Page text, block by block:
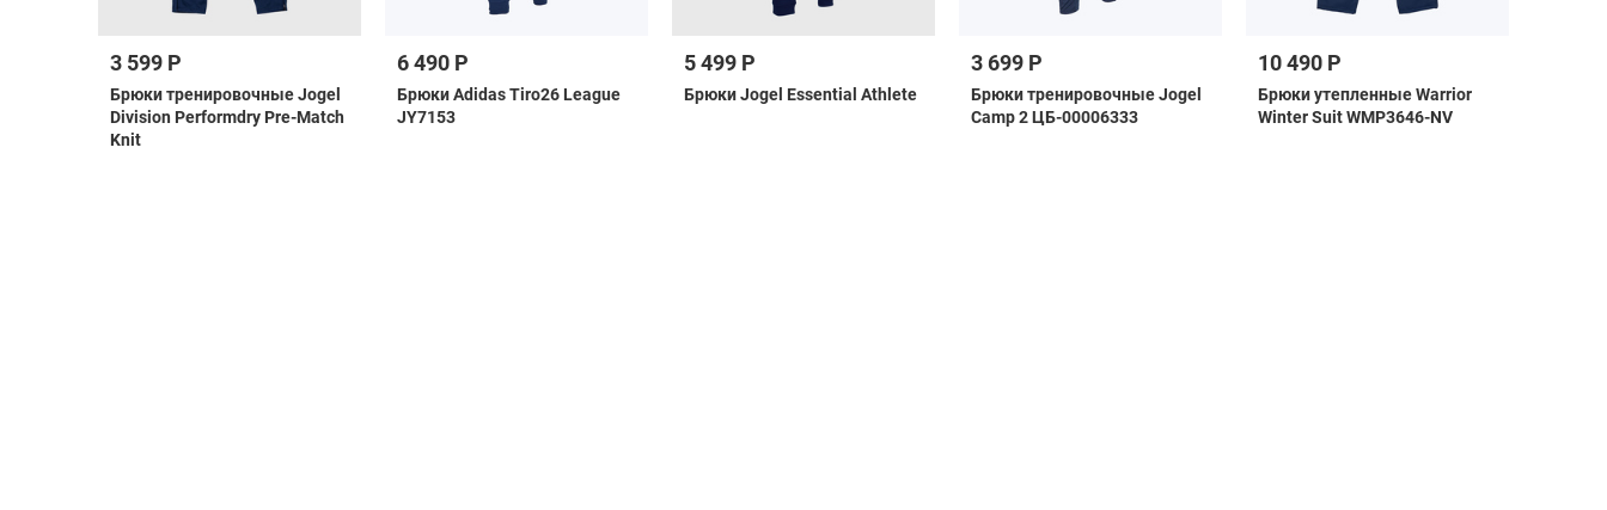
3 599 Р
Брюки тренировочные Jogel
Division Performdry Pre-Match
Knit
6 490 Р
Брюки Adidas Tiro26 League
JY7153
5 499 Р
Брюки Jogel Essential Athlete
3 699 Р
Брюки тренировочные Jogel
Camp 2 ЦБ-00006333
10 490 Р
Брюки утепленные Warrior
Winter Suit WMP3646-NV